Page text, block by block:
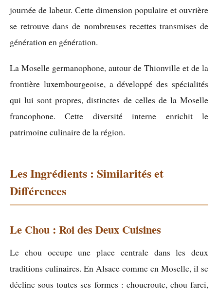
journée de labeur. Cette dimension populaire et ouvrière
se retrouve dans de nombreuses recettes transmises de
génération en génération.
La Moselle germanophone, autour de Thionville et de la
frontière luxembourgeoise, a développé des spécialités
qui lui sont propres, distinctes de celles de la Moselle
francophone. Cette diversité interne enrichit le
patrimoine culinaire de la région.
Les Ingrédients : Similarités et
Différences
Le Chou : Roi des Deux Cuisines
Le chou occupe une place centrale dans les deux
traditions culinaires. En Alsace comme en Moselle, il se
décline sous toutes ses formes : choucroute, chou farci,